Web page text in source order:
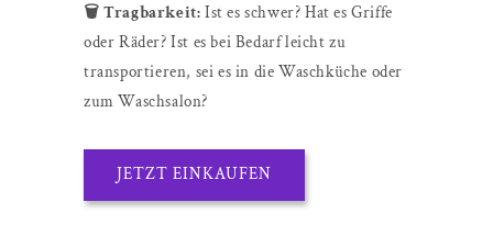
🗑️ Tragbarkeit: Ist es schwer? Hat es Griffe
oder Räder? Ist es bei Bedarf leicht zu
transportieren, sei es in die Waschküche oder
zum Waschsalon?
JETZT EINKAUFEN